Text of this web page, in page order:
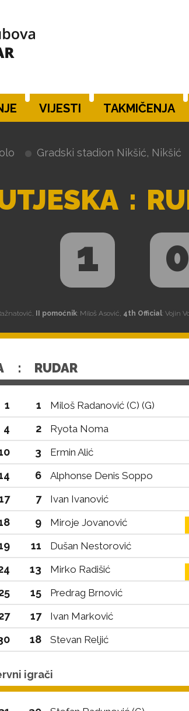
VIJESTI TAKMIČENJA
Gradski stadion Nikšić, Nikšić
:
1 0
II pomoćnik: Miloš Asović, 4th Official: Vojin
: RUDAR
1 1
Miloš Radanović (C) (G)
4 2
Ryota Noma
3 Ermin Alić
6
Alphonse Denis Soppo
7
Ivan Ivanović
9 Miroje Jovanović
11
Dušan Nestorović
13 Mirko Radišić
15 Predrag Brnović
17 Ivan Marković
18 Stevan Reljić
igrači